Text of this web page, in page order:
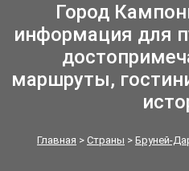
Город
информация для
маршруты,
Главная > Страны > Бруней-